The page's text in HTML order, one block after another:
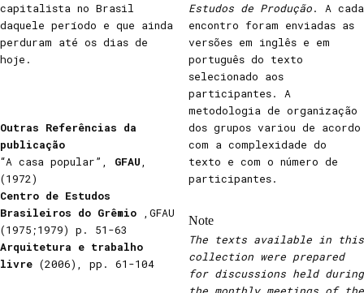
capitalista no Brasil
daquele período e que ainda
perduram até os dias de
hoje.
Outras Referências da
publicação
“A casa popular”, GFAU,
(1972)
Centro de Estudos
Brasileiros do Grêmio ,GFAU
(1975;1979) p. 51-63
Arquitetura e trabalho
livre (2006), pp. 61-104
Estudos de Produção. A cada
encontro foram enviadas as
versões em inglês e em
português do texto
selecionado aos
participantes. A
metodologia de organização
dos grupos variou de acordo
com a complexidade do
texto e com o número de
participantes.
Note
The texts available in this
collection were prepared
for discussions held during